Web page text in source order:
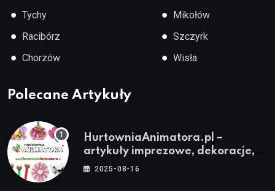
● Tychy
● Racibórz
● Chorzów
● Mikołów
● Szczyrk
● Wisła
Polecane Artykuły
HurtowniaAnimatora.pl –
artykuły imprezowe, dekoracje,
stroje i akcesoria dla animatorów
2025-08-16